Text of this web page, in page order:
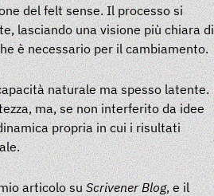
del felt sense. Il processo si
lasciando una visione più chiara di
è necessario per il cambiamento.
naturale ma spesso latente.
ma, se non interferito da idee
propria in cui i risultati
articolo suScrivener Blog, e il